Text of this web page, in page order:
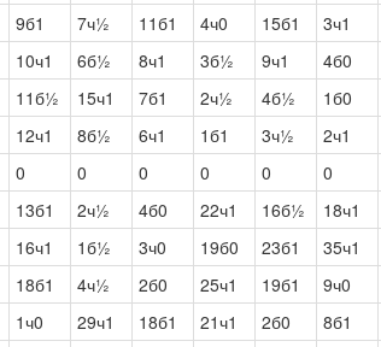
9б1 7ч½ 11б1 4ч0 15б1 3ч1
10ч1 6б½ 8ч1 3б½ 9ч1 4б0
11б½ 15ч1 7б1 2ч½ 4б½ 1б0
12ч1 8б½ 6ч1 1б1 3ч½ 2ч1
0 0 0 0 0 0
13б1 2ч½ 4б0 22ч1 16б½ 18ч1
16ч1 1б½ 3ч0 19б0 23б1 35ч1
18б1 4ч½ 2б0 25ч1 19б1 9ч0
1ч0 29ч1 18б1 21ч1 2б0 8б1